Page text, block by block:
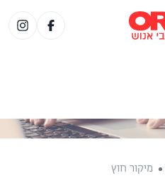
מיקור חוץ